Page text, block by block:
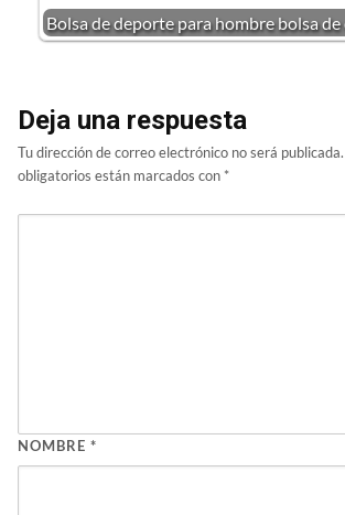
Bolsa de deporte para hombre bolsa
Deja una respuesta
Tu dirección de correo electrónico no será publicada.
obligatorios están marcados con *
NOMBRE *